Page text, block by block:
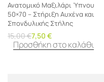
Ανατομικό Μαξιλάρι Ύπνου
50×70 – Στήριξη Αυχένα και
Σπονδυλικής Στήλης
15,00€7,50 €
Προσθήκη στο καλάθι